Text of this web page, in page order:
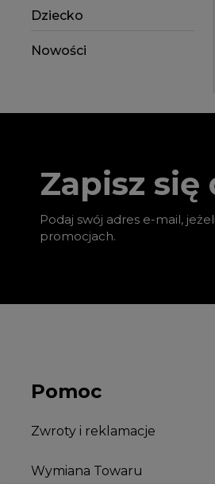
Dziecko
Nowości
Zapisz
Podaj swój adres e-mail,
promocjach.
Pomoc
Zwroty i reklamacje
Wymiana Towaru